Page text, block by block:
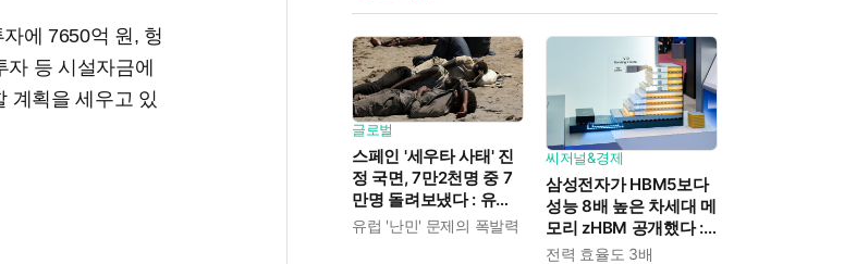
에 7650억 원, 헝
등 시설자금에
계획을 세우고 있
글로벌
스페인 '세우타 사태' 진
정 국면, 7만2천명 중 7
만명 돌려보냈다 : 유럽
연합 "만족스럽게 대처"
유럽 '난민' 문제의 폭발력
씨저널&경제
삼성전자가 HBM5보다
성능 8배 높은 차세대 메
모리 zHBM 공개했다 :
고객 맞춤형 설계 가능
전력 효율도 3배